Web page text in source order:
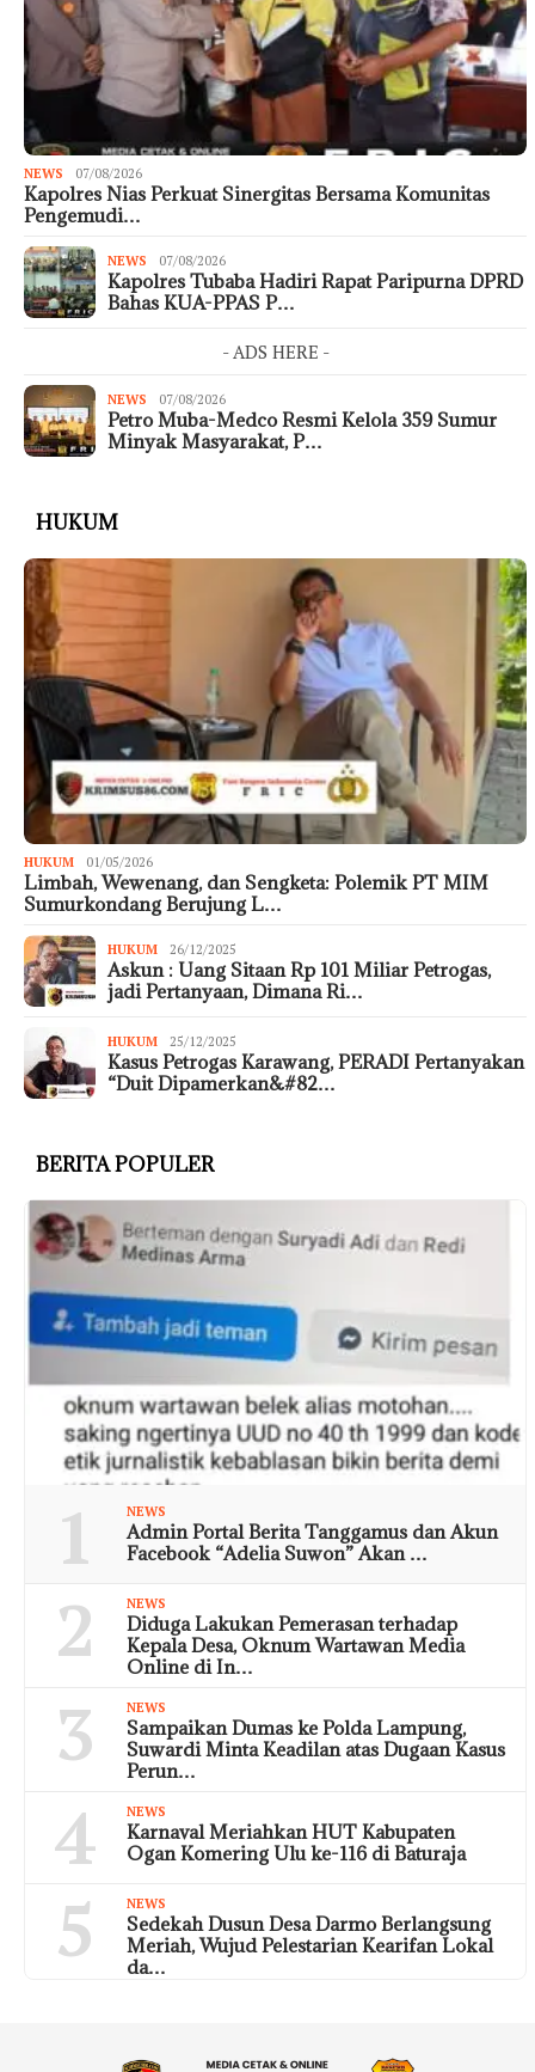
NEWS 07/08/2026
Kapolres Nias Perkuat Sinergitas Bersama Komunitas
Pengemudi…
NEWS 07/08/2026
Kapolres Tubaba Hadiri Rapat Paripurna DPRD
Bahas KUA-PPAS P…
- ADS HERE -
NEWS 07/08/2026
Petro Muba-Medco Resmi Kelola 359 Sumur
Minyak Masyarakat, P…
HUKUM
HUKUM 01/05/2026
Limbah, Wewenang, dan Sengketa: Polemik PT MIM
Sumurkondang Berujung L…
HUKUM 26/12/2025
Askun : Uang Sitaan Rp 101 Miliar Petrogas,
jadi Pertanyaan, Dimana Ri…
HUKUM 25/12/2025
Kasus Petrogas Karawang, PERADI Pertanyakan
“Duit Dipamerkan&#82…
BERITA POPULER
1 NEWS
Admin Portal Berita Tanggamus dan Akun
Facebook “Adelia Suwon” Akan …
2 NEWS
Diduga Lakukan Pemerasan terhadap
Kepala Desa, Oknum Wartawan Media
Online di In…
3 NEWS
Sampaikan Dumas ke Polda Lampung,
Suwardi Minta Keadilan atas Dugaan Kasus
Perun…
4 NEWS
Karnaval Meriahkan HUT Kabupaten
Ogan Komering Ulu ke-116 di Baturaja
5 NEWS
Sedekah Dusun Desa Darmo Berlangsung
Meriah, Wujud Pelestarian Kearifan Lokal
da…